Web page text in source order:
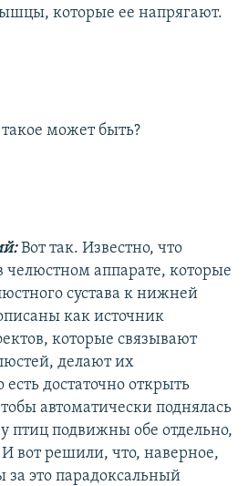
которые ее напрягают.
может быть?
Вот так. Известно, что
челюстном аппарате, которые
сустава к нижней
как источник
которые связывают
делают их
достаточно открыть
автоматически поднялась
птиц подвижны обе отдельно,
вот решили, что, наверное,
за это парадоксальный